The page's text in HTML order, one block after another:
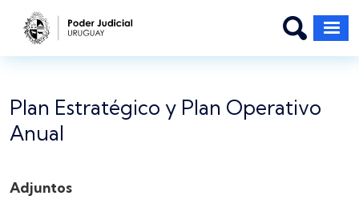
Pasar al contenido principal
Plan Estratégico y Plan Operativo
Anual
Adjuntos